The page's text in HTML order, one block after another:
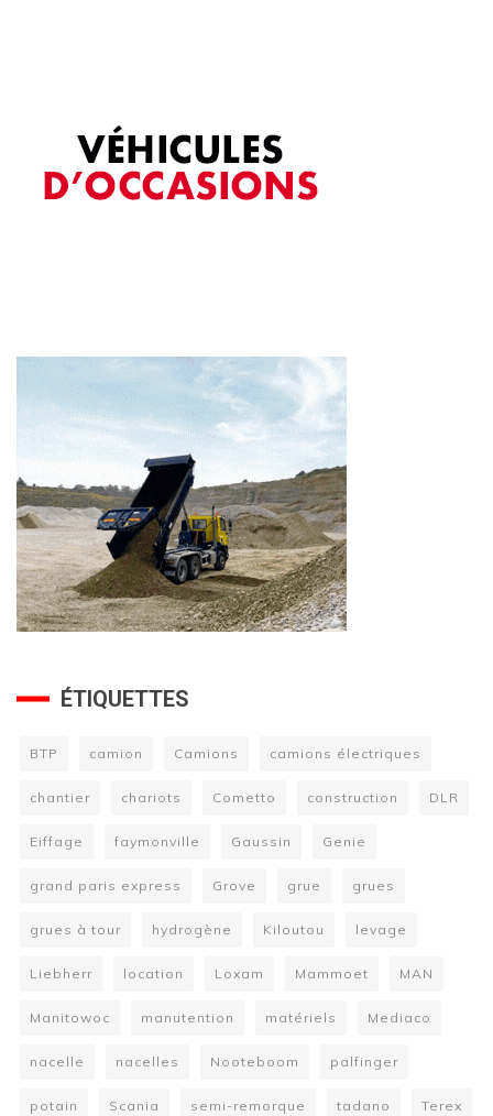
ÉTIQUETTES
BTP camion Camions camions électriques
chantier chariots Cometto construction DLR
Eiffage faymonville Gaussin Genie
grand paris express Grove grue grues
grues à tour hydrogène Kiloutou levage
Liebherr location Loxam Mammoet MAN
Manitowoc manutention matériels Mediaco
nacelle nacelles Nooteboom palfinger
potain Scania semi-remorque tadano Terex